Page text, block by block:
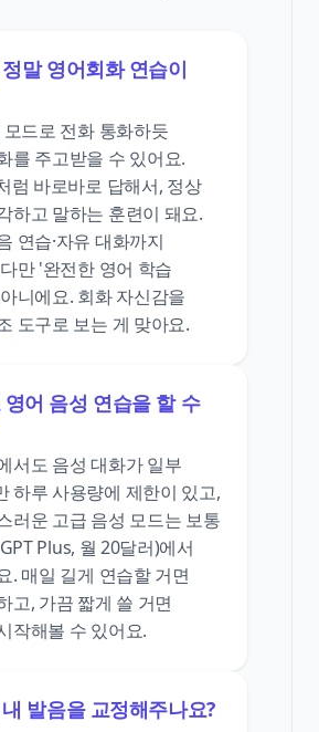
말 영어회화 연습이
드로 전화 통화하듯
를 주고받을 수 있어요.
럼 바로바로 답해서, 정상
하고 말하는 훈련이 돼요.
연습·자유 대화까지
만 '완전한 영어 학습
니에요. 회화 자신감을
도구로 보는 게 맞아요.
어 음성 연습을 할 수
서도 음성 대화가 일부
하루 사용량에 제한이 있고,
러운 고급 음성 모드는 보통
Plus, 월 20달러)에서
. 매일 길게 연습할 거면
고, 가끔 짧게 쓸 거면
작해볼 수 있어요.
발음을 교정해주나요?